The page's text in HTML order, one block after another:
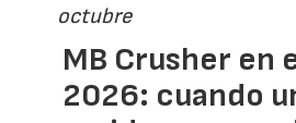
octubre
MB Crusher en
2026: cuando